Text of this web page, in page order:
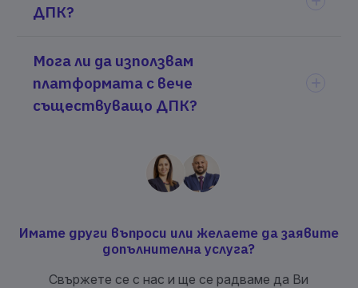
ДПК?
Мога ли да използвам
платформата с вече
съществуващо ДПК?
Имате други въпроси или желаете да заявите
допълнителна услуга?
Свържете се с нас и ще се радваме да Ви